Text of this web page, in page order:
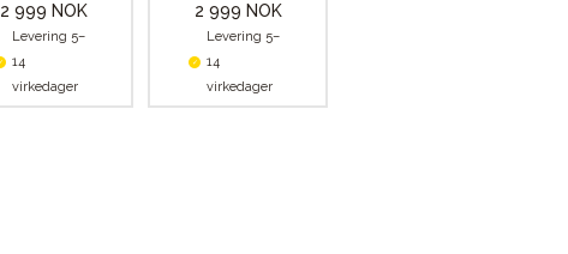
2 999 NOK
Levering 5–
14
virkedager
2 999 NOK
Levering 5–
14
virkedager